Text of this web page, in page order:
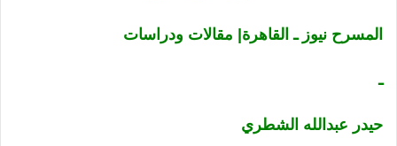
المسرح نيوز ـ القاهرة| مقالات ودراسات
ـ
حيدر عبدالله الشطري